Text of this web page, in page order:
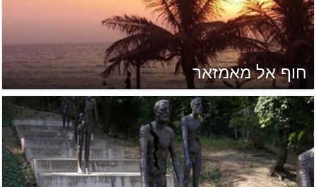
חוף אל מאמזאר